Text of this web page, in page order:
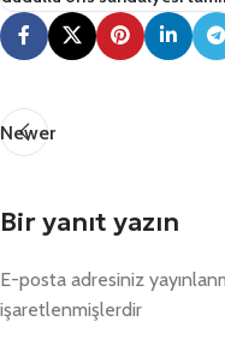
Newer
Bir yanıt yazın
E-posta adresiniz
işaretlenmişlerdir